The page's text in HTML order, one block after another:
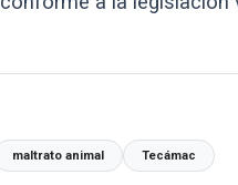
maltrato animal Tecámac